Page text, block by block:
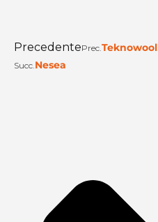
PrecedentePrec.Teknowool
Succ.Nesea